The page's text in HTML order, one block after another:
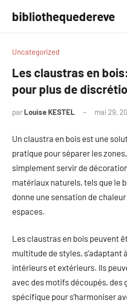
contenu
bibliothequedereve
Uncategorized
Les claustras en
pour plus de
par Louise KESTEL mai 29,
Un claustra en bois est une
pratique pour séparer les
simplement servir de
matériaux naturels, tels que le
donne une sensation de
espaces.
Les claustras en bois peuvent
multitude de styles, s’adaptant
intérieurs et extérieurs. Ils
avec des motifs découpés, des
spécifique pour s’harmoniser